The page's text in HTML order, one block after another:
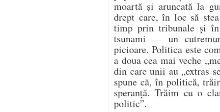
moartă și aruncată la
drept care, în loc să
timp prin tribunale și
tsunami — un
picioare. Politica este
a doua cea mai veche
din care unii au „extras
spune că, în politică,
speranță. Trăim cu o
politic”.